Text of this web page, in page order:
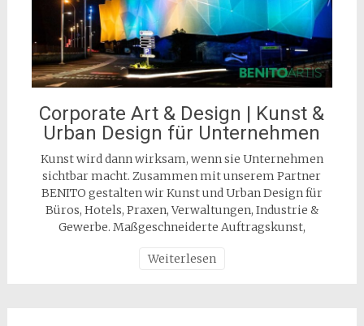
Corporate Art & Design | Kunst &
Urban Design für Unternehmen
Kunst wird dann wirksam, wenn sie Unternehmen
sichtbar macht. Zusammen mit unserem Partner
BENITO gestalten wir Kunst und Urban Design für
Büros, Hotels, Praxen, Verwaltungen, Industrie &
Gewerbe. Maßgeschneiderte Auftragskunst,
Weiterlesen